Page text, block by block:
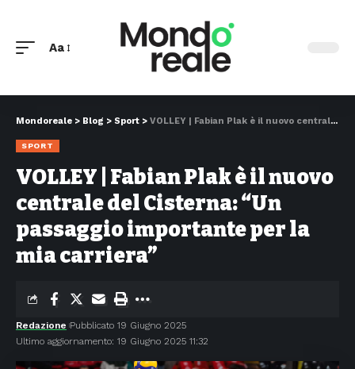
Aa
Mondoreale > Blog > Sport > VOLLEY | Fabian Plak è il nuovo centrale del Cisterna: “Un passaggio importante per la mia carriera”
SPORT
VOLLEY | Fabian Plak è il nuovo
centrale del Cisterna: “Un
passaggio importante per la
mia carriera”
Ultimo aggiornamento: 19 Giugno 2025 11:32
Redazione Pubblicato 19 Giugno 2025